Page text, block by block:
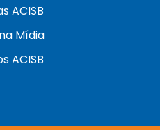
ACISB
Mídia
ACISB